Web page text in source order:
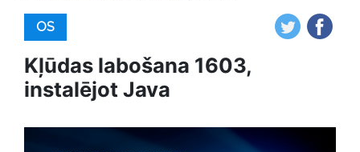
OS
Kļūdas labošana 1603,
instalējot Java